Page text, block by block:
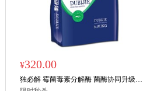
¥320.00
独必解 霉菌毒素分解酶 菌酶协同升级版